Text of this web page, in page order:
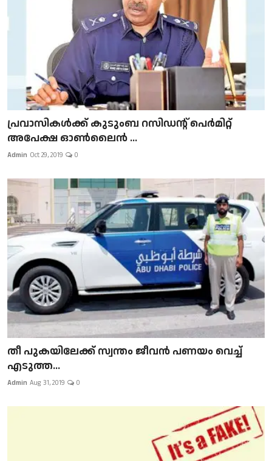
പ്രവാസികള്‍ക്ക് കുടുംബ റസിഡന്റ് പെർമിറ്റ്
അപേക്ഷ ഓൺലൈൻ ...
Admin Oct 29, 2019 0
​​​​​​​തീ പുകയിലേക്ക് സ്വന്തം ജീവന്‍ പണയം വെച്ച്
എടുത്ത...
Admin Aug 31, 2019 0